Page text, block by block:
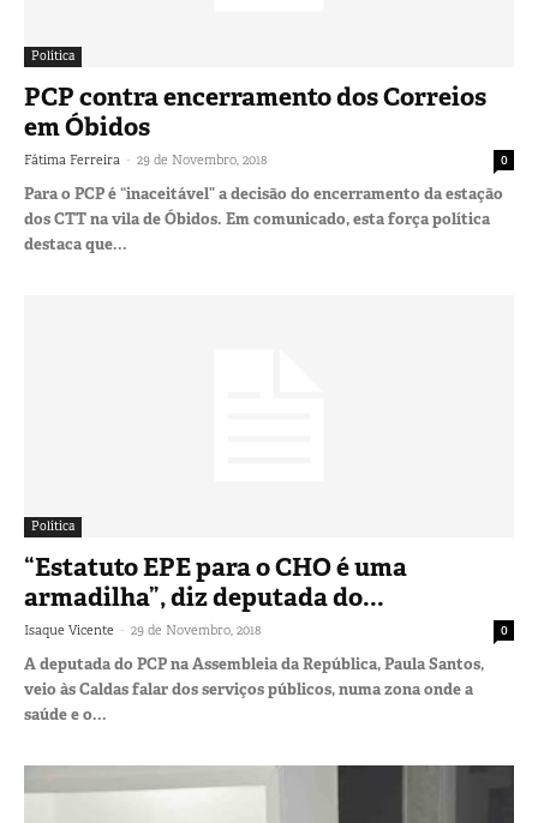
Política
PCP contra encerramento dos Correios
em Óbidos
Fátima Ferreira - 29 de Novembro, 2018 0
Para o PCP é “inaceitável” a decisão do encerramento da estação
dos CTT na vila de Óbidos. Em comunicado, esta força política
destaca que...
Política
“Estatuto EPE para o CHO é uma
armadilha”, diz deputada do...
Isaque Vicente - 29 de Novembro, 2018 0
A deputada do PCP na Assembleia da República, Paula Santos,
veio às Caldas falar dos serviços públicos, numa zona onde a
saúde e o...